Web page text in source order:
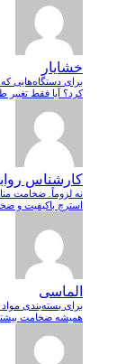
خشایار
برای دستگاه‌هایی که
کرد؟ آیا فقط
کارشناس
نه لزوماً. ضخامت
استرچ باکیفیت و
الماسی
برای بسته‌بندی
همیشه ضخامت